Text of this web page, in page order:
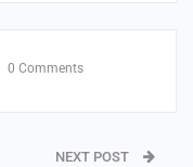
0 Comments
NEXT POST